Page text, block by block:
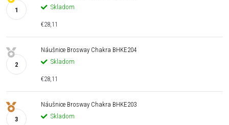
Skladom
€28,11
Náušnice Brosway Chakra BHKE204
Skladom
€28,11
Náušnice Brosway Chakra BHKE203
Skladom